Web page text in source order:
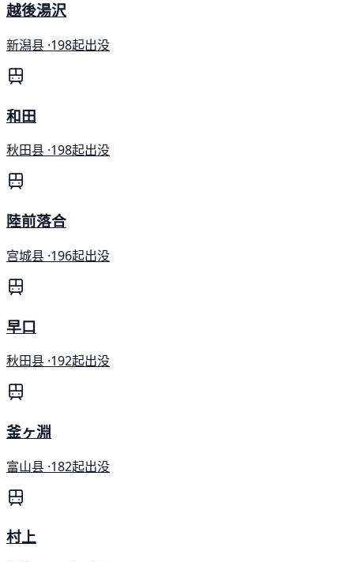
越後湯沢
新潟县 ·198起出没
和田
秋田县 ·198起出没
陸前落合
宫城县 ·196起出没
早口
秋田县 ·192起出没
釜ヶ淵
富山县 ·182起出没
村上